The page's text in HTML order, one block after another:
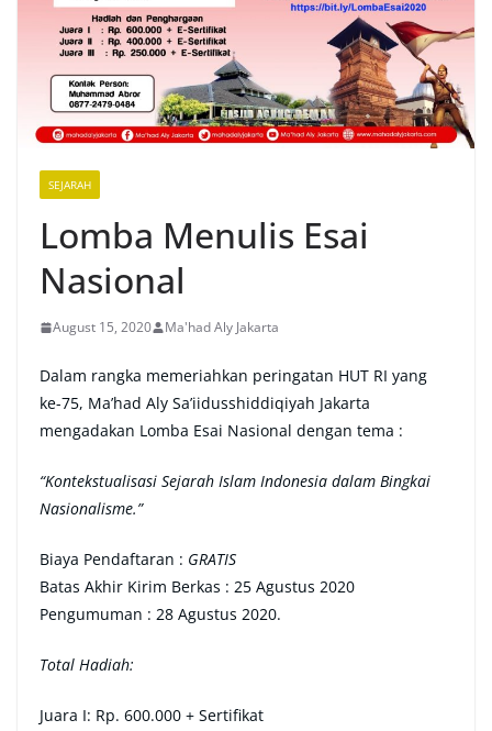
SEJARAH
Lomba Menulis Esai
Nasional
August 15, 2020 Ma'had Aly Jakarta
Dalam rangka memeriahkan peringatan HUT RI yang
ke-75, Ma’had Aly Sa’iidusshiddiqiyah Jakarta
mengadakan Lomba Esai Nasional dengan tema :
“Kontekstualisasi Sejarah Islam Indonesia dalam Bingkai
Nasionalisme.”
Biaya Pendaftaran : GRATIS
Batas Akhir Kirim Berkas : 25 Agustus 2020
Pengumuman : 28 Agustus 2020.
Total Hadiah:
Juara I: Rp. 600.000 + Sertifikat